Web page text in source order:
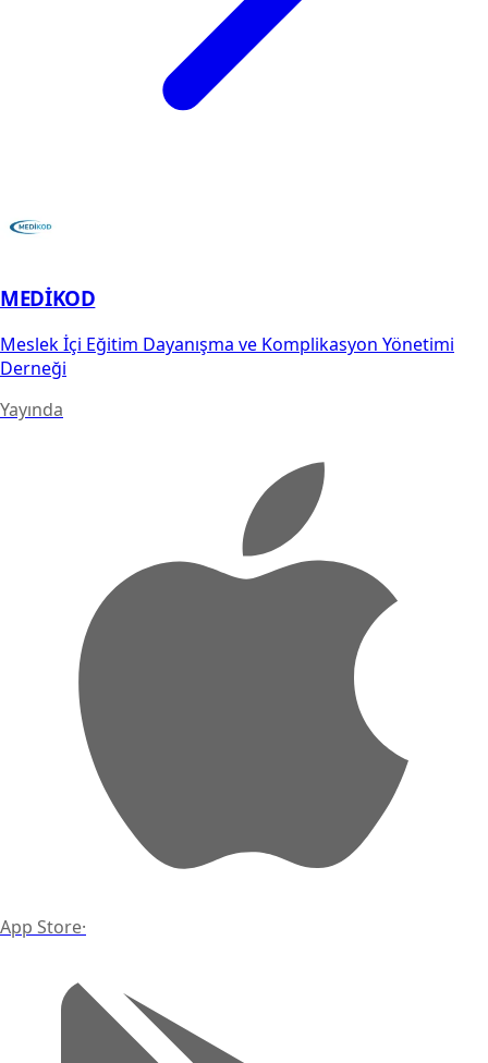
MEDİKOD
Meslek İçi Eğitim Dayanışma ve Komplikasyon Yönetimi
Derneği
Yayında
App Store·